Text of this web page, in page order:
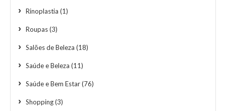
Rinoplastia (1)
Roupas(3)
Salões de Beleza (18)
Saúde e Beleza (11)
Saúde e Bem Estar(76)
Shopping(3)